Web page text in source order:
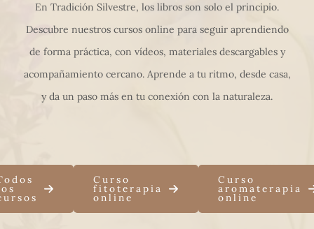
En Tradición Silvestre, los libros son solo el principio.
Descubre nuestros cursos online para seguir aprendiendo
de forma práctica, con vídeos, materiales descargables y
acompañamiento cercano. Aprende a tu ritmo, desde casa,
y da un paso más en tu conexión con la naturaleza.
Curso
fitoterapia
online
Curso
aromaterapia
online